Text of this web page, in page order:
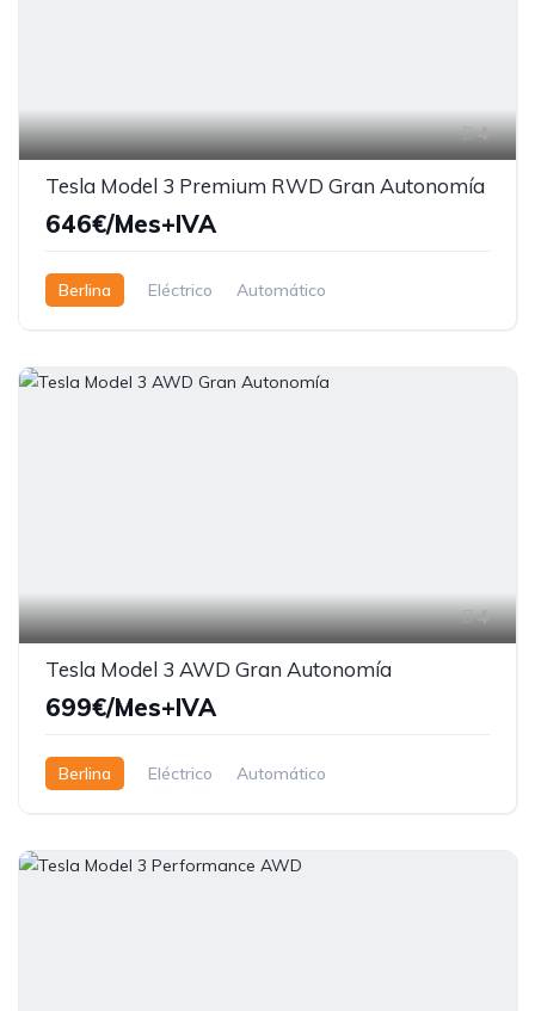
4
Tesla Model 3 Premium RWD Gran Autonomía
646€/Mes+IVA
Berlina Eléctrico Automático
4
Tesla Model 3 AWD Gran Autonomía
699€/Mes+IVA
Berlina Eléctrico Automático